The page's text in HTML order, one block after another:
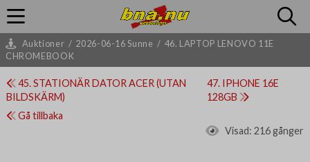
Auktioner / 2026-06-16 Sunne / 46. LAPTOP LENOVO 11E
CHROMEBOOK
45. STATIONÄR DATOR ACER (UTAN
BILDSKÄRM)
47. IPHONE 16E
128GB
Gå tillbaka
Visad: 216 gånger